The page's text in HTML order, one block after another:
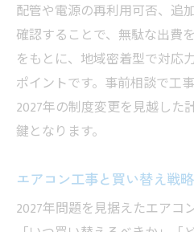
配管や電源の再利用可否、追
確認することで、無駄な出費
をもとに、地域密着型で対応
ポイントです。事前相談で工
2027年の制度変更を見越した
鍵となります。
エアコン工事と買い替え戦
2027年問題を見据えたエアコ